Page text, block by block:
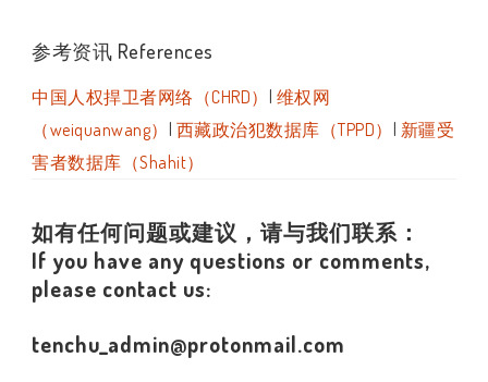
参考资讯 References
中国人权捍卫者网络（CHRD） | 维权网
（weiquanwang） | 西藏政治犯数据库（TPPD） | 新疆受
害者数据库（Shahit）
如有任何问题或建议，请与我们联系：
If you have any questions or comments,
please contact us:
tenchu_admin@protonmail.com